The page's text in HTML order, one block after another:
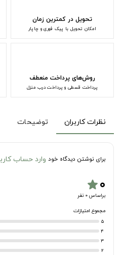
تحویل در کمترین زمان
امکان تحویل با پیک فوری و چاپار
روش‌های پرداخت منعطف
پرداخت قسطی و پرداخت درب منزل
نظرات کاربران توضیحات
برای نوشتن دیدگاه خود وارد حساب
۰star
براساس 0 نفر
مجموع امتیازات
5
4
3
2